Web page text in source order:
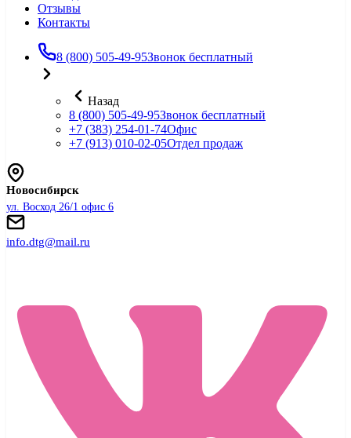
Отзывы
Контакты
8 (800) 505-49-95Звонок бесплатный
Назад
8 (800) 505-49-95Звонок бесплатный
+7 (383) 254-01-74Офис
+7 (913) 010-02-05Отдел продаж
Новосибирск
ул. Восход 26/1 офис 6
info.dtg@mail.ru